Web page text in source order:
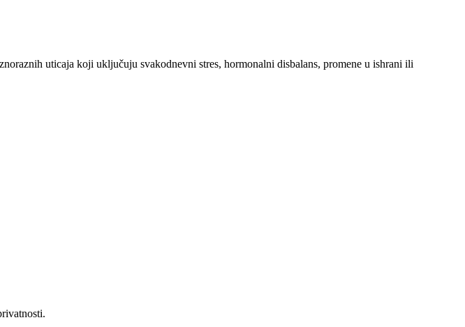
uticaja koji uključuju svakodnevni stres, hormonalni disbalans, promene u ishrani ili